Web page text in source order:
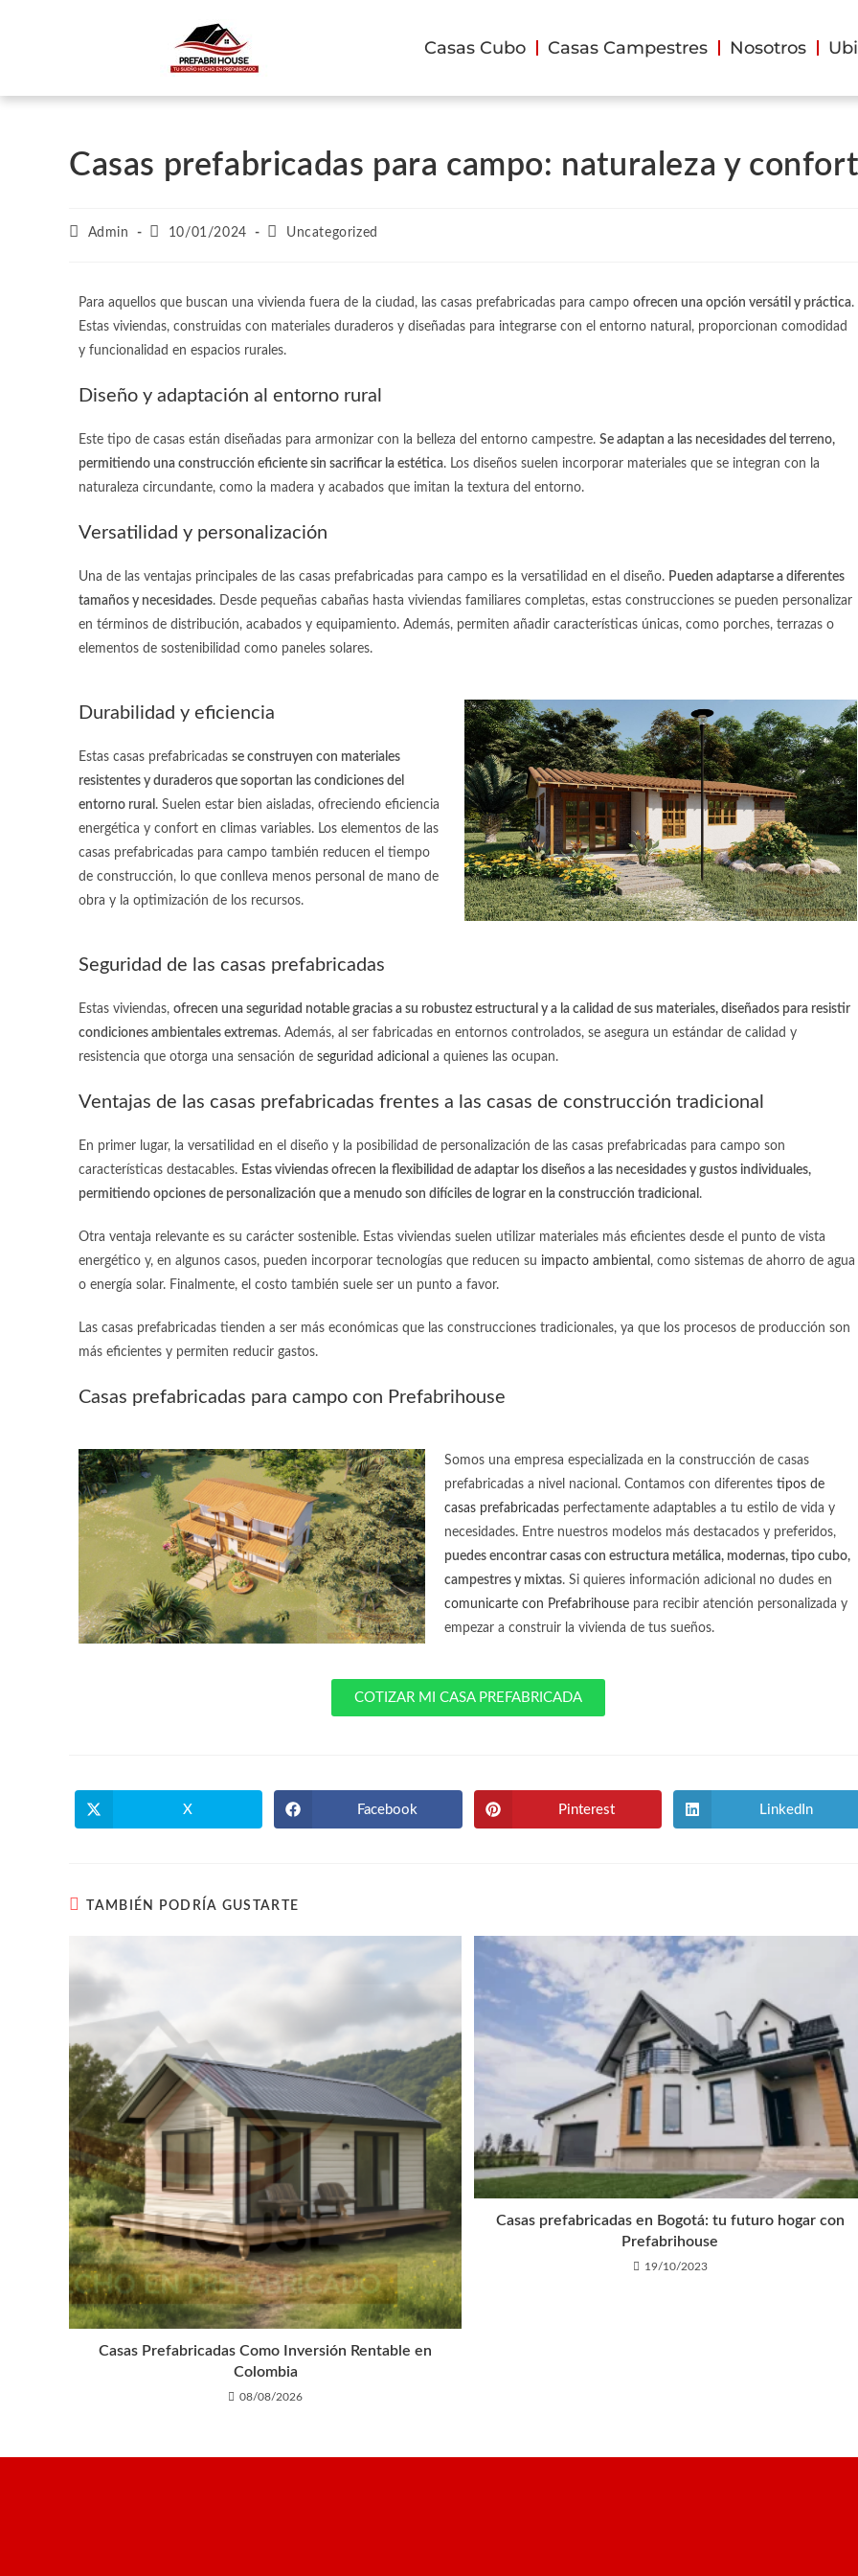
Casas Cubo Casas Campestres Nosotros
Casas prefabricadas para campo: naturaleza y confort
Admin 10/01/2024 Uncategorized
Para aquellos que buscan una vivienda fuera de la ciudad, las casas prefabricadas para campo ofrecen una opción versátil y práctica.
Estas viviendas, construidas con materiales duraderos y diseñadas para integrarse con el entorno natural, proporcionan comodidad
y funcionalidad en espacios rurales.
Diseño y adaptación al entorno rural
Este tipo de casas están diseñadas para armonizar con la belleza del entorno campestre. Se adaptan a las necesidades del terreno,
permitiendo una construcción eficiente sin sacrificar la estética. Los diseños suelen incorporar materiales que se integran con la
naturaleza circundante, como la madera y acabados que imitan la textura del entorno.
Versatilidad y personalización
Una de las ventajas principales de las casas prefabricadas para campo es la versatilidad en el diseño. Pueden adaptarse a diferentes
tamaños y necesidades. Desde pequeñas cabañas hasta viviendas familiares completas, estas construcciones se pueden personalizar
en términos de distribución, acabados y equipamiento. Además, permiten añadir características únicas, como porches, terrazas o
elementos de sostenibilidad como paneles solares.
Durabilidad y eficiencia
Estas casas prefabricadas se construyen con materiales
resistentes y duraderos que soportan las condiciones del
entorno rural . Suelen estar bien aisladas, ofreciendo eficiencia
energética y confort en climas variables. Los elementos de las
casas prefabricadas para campo también reducen el tiempo
de construcción, lo que conlleva menos personal de mano de
obra y la optimización de los recursos.
Seguridad de las casas prefabricadas
Estas viviendas, ofrecen una seguridad notable gracias a su robustez estructural y a la calidad de sus materiales, diseñados para resistir
condiciones ambientales extremas. Además, al ser fabricadas en entornos controlados, se asegura un estándar de calidad y
resistencia que otorga una sensación de seguridad adicional a quienes las ocupan.
Ventajas de las casas prefabricadas frentes a las casas de construcción tradicional
En primer lugar, la versatilidad en el diseño y la posibilidad de personalización de las casas prefabricadas para campo son
características destacables. Estas viviendas ofrecen la flexibilidad de adaptar los diseños a las necesidades y gustos individuales,
permitiendo opciones de personalización que a menudo son difíciles de lograr en la construcción tradicional .
Otra ventaja relevante es su carácter sostenible. Estas viviendas suelen utilizar materiales más eficientes desde el punto de vista
energético y, en algunos casos, pueden incorporar tecnologías que reducen su impacto ambiental , como sistemas de ahorro de agua
o energía solar. Finalmente, el costo también suele ser un punto a favor.
Las casas prefabricadas tienden a ser más económicas que las construcciones tradicionales, ya que los procesos de producción son
más eficientes y permiten reducir gastos.
Casas prefabricadas para campo con Prefabrihouse
Somos una empresa especializada en la construcción de casas
prefabricadas a nivel nacional. Contamos con diferentes tipos de
casas prefabricadasperfectamente adaptables a tu estilo de vida y
necesidades. Entre nuestros modelos más destacados y preferidos,
puedes encontrar casas con estructura metálica, modernas, tipo cubo,
campestres y mixtas. Si quieres información adicional no dudes en
comunicarte con Prefabrihousepara recibir atención personalizada y
empezar a construir la vivienda de tus sueños.
COTIZAR MI CASA PREFABRICADA
X Facebook Pinterest LinkedIn
TAMBIÉN PODRÍA GUSTARTE
Casas Prefabricadas Como Inversión Rentable en
Colombia
08/08/2026
Casas prefabricadas en Bogotá: tu futuro hogar con
Prefabrihouse
19/10/2023